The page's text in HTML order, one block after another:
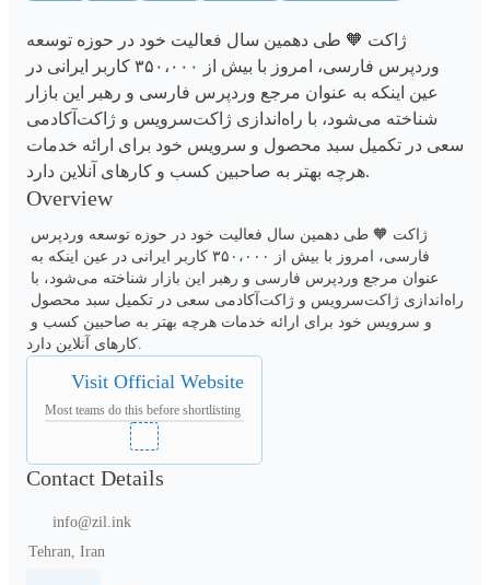
ژاکت 🧡 طی دهمین سال فعالیت خود در حوزه توسعه
وردپرس فارسی، امروز با بیش از ۳۵۰،۰۰۰ کاربر ایرانی در
عین اینکه به عنوان مرجع وردپرس فارسی و رهبر این بازار
شناخته می‌شود، با راه‌اندازی ژاکت‌سرویس و ژاکت‌آکادمی
سعی در تکمیل سبد محصول و سرویس خود برای ارائه خدمات
هرچه بهتر به صاحبین کسب و کارهای آنلاین دارد.
Overview
Visit Official Website
Most teams do this before shortlisting
Contact Details
info@zil.ink
Tehran, Iran